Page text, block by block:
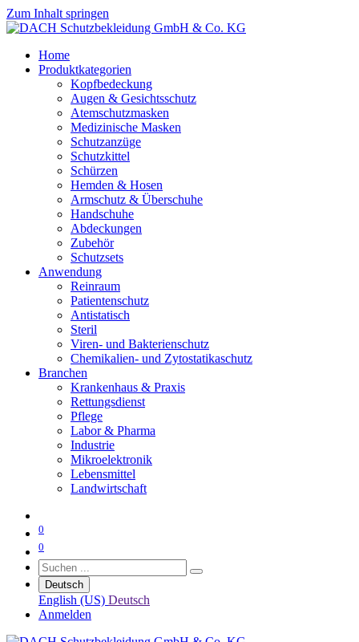
Zum Inhalt springen
Home
Produktkategorien
Kopfbedeckung
Augen & Gesichtsschutz
Atemschutzmasken
Medizinische Masken
Schutzanzüge
Schutzkittel
Schürzen
Hemden & Hosen
Armschutz & Überschuhe
Handschuhe
Abdeckungen
Zubehör
Schutzsets
Anwendung
Reinraum
Patientenschutz
Antistatisch
Steril
Viren- und Bakterienschutz
Chemikalien- und Zytostatikaschutz
Branchen
Krankenhaus & Praxis
Rettungsdienst
Pflege
Labor & Pharma
Industrie
Mikroelektronik
Lebensmittel
Landwirtschaft
0
0
Deutsch
English (US) Deutsch
Anmelden